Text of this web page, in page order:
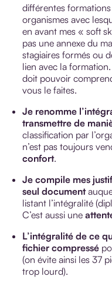
différentes
organismes avec
en avant mes « soft
pas une annexe du
stagiaires formés ou
lien avec la
doit pouvoir
vous le faites.
Je renomme
transmettre de
classification par
n’est pas toujours
confort.
Je compile mes
seul document
listant l’intégralité
C’est aussi une
L’intégralité de ce
fichier compressé
(on évite ainsi les 37
trop lourd).